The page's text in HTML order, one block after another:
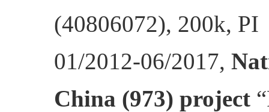
(40806072), 200k, PI
01/2012-06/2017,
China (973) project